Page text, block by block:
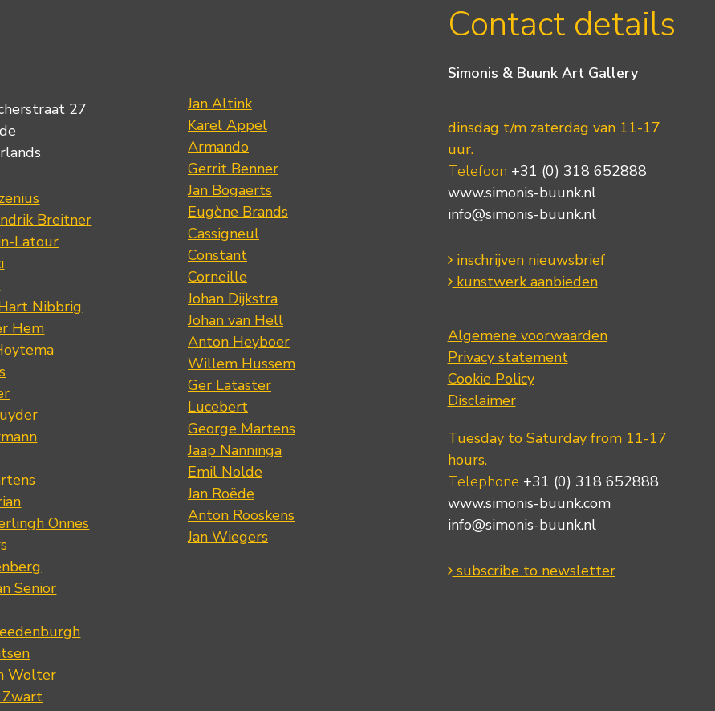
27
Breitner
Latour
Nibbrig
Hem
Onnes
Senior
Wolter
Jan Altink
Karel Appel
Armando
Gerrit Benner
Jan Bogaerts
Eugène Brands
Cassigneul
Constant
Corneille
Johan Dijkstra
Johan van Hell
Anton Heyboer
Willem Hussem
Ger Lataster
Lucebert
George Martens
Jaap Nanninga
Emil Nolde
Jan Roëde
Anton Rooskens
Jan Wiegers
Contact details
Simonis & Buunk Art Gallery
dinsdag t/m zaterdag van 11-17
uur.
Telefoon +31 (0) 318 652888
www.simonis-buunk.nl
info@simonis-buunk.nl
inschrijven nieuwsbrief
kunstwerk aanbieden
Algemene voorwaarden
Privacy statement
Cookie Policy
Disclaimer
Tuesday to Saturday from 11-17
hours.
Telephone +31 (0) 318 652888
www.simonis-buunk.com
info@simonis-buunk.nl
subscribe to newsletter